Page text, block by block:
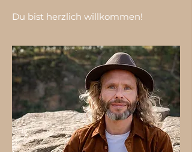
Du bist herzlich willkommen!